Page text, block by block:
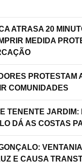
ATRASA 20
MEDIDA
PROTESTAM
COMUNIDADES
TENENTE JARDIM:
DÁ AS COSTAS
E CAUSA